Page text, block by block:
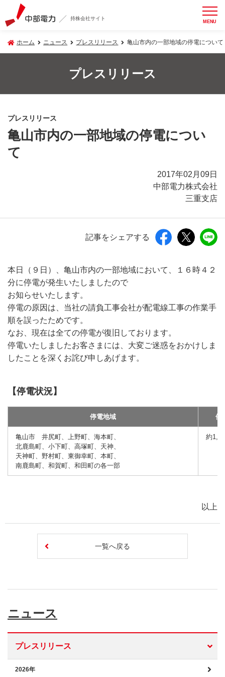
持株会社サイト MENU
ホーム ニュース プレスリリース 亀山市内の一部地域の停電について
プレスリリース
プレスリリース
亀山市内の一部地域の停電につい
て
2017年02月09日
中部電力株式会社
三重支店
記事をシェアする
本日（９日）、亀山市内の一部地域において、１６時４２
分に停電が発生いたしましたので
お知らせいたします。
停電の原因は、当社の請負工事会社が配電線工事の作業手
順を誤ったためです。
なお、現在は全ての停電が復旧しております。
停電いたしましたお客さまには、大変ご迷惑をおかけしま
したことを深くお詫び申しあげます。
【停電状況】
停電地域 停
亀山市 井尻町、上野町、海本町、
北鹿島町、小下町、高塚町、天神、
天神町、野村町、東御幸町、本町、
南鹿島町、和賀町、和田町の各一部
約
以上
一覧へ戻る
ニュース
プレスリリース
2026年